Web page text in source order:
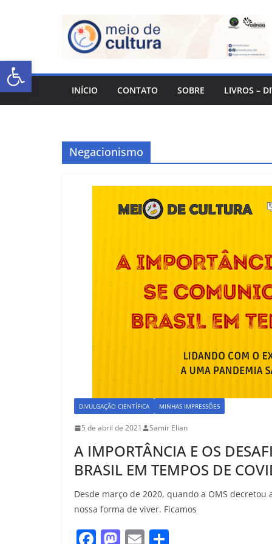
Abrir a barra de ferramentas
INÍCIO CONTATO SOBRE LIVROS –
Negacionismo
DIVULGAÇÃO CIENTÍFICA MINHAS IMPRESSÕES
5 de abril de 2021 Samir Elian
A IMPORTÂNCIA E OS
BRASIL EM TEMPOS DE
Desde março de 2020, quando a OMS
nossa forma de viver. Ficamos